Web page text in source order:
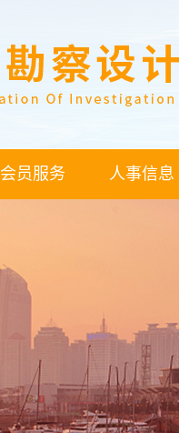
会员服务 人事信息